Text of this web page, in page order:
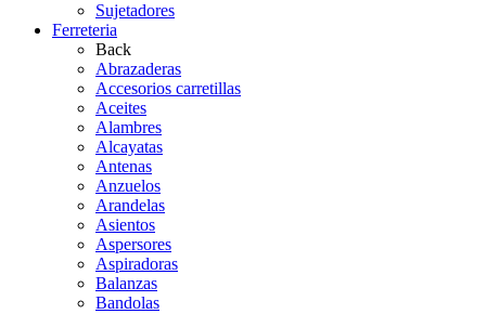
Sujetadores
Ferreteria
Back
Abrazaderas
Accesorios carretillas
Aceites
Alambres
Alcayatas
Antenas
Anzuelos
Arandelas
Asientos
Aspersores
Aspiradoras
Balanzas
Bandolas